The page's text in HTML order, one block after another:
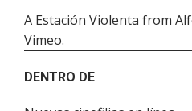
A Estación Violenta from
Vimeo.
DENTRO DE